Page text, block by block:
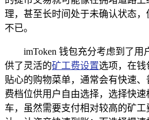
理，甚至长时间处于未确认状态
不已。
imToken 钱包充分考虑到了
供了灵活的矿工费设置选项，在钱
贴心的购物菜单，通常会有快速
费档位供用户自由选择，选择快速
车，虽然需要支付相对较高的矿